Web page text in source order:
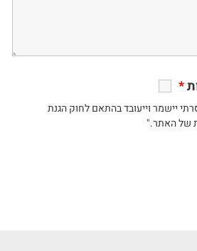
*
יישמר וייעובד בהתאם לחוק הגנת
של האתר."